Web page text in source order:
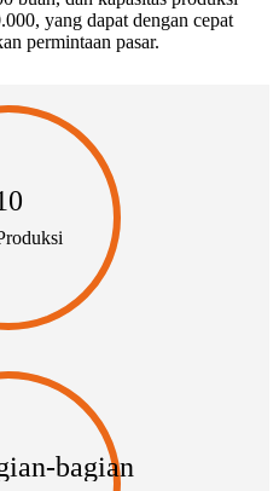
yang dapat dengan cepat
permintaan pasar.
bagian